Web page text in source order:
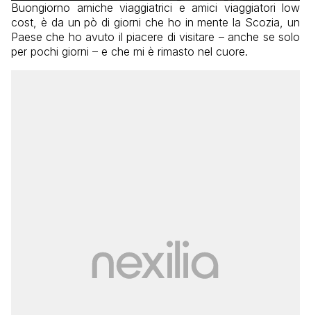
Buongiorno amiche viaggiatrici e amici viaggiatori low
cost, è da un pò di giorni che ho in mente la Scozia, un
Paese che ho avuto il piacere di visitare – anche se solo
per pochi giorni – e che mi è rimasto nel cuore.